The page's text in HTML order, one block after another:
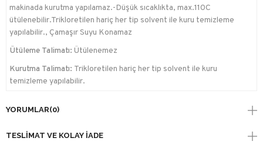
makinada kurutma yapılamaz.-Düşük sıcaklıkta, max.110C
ütülenebilir.Trikloretilen hariç her tip solvent ile kuru temizleme
yapılabilir., Çamaşır Suyu Konamaz
Ütüleme Talimatı: Ütülenemez
Kurutma Talimatı: Trikloretilen hariç her tip solvent ile kuru
temizleme yapılabilir.
YORUMLAR(0)
TESLIMAT VE KOLAY İADE